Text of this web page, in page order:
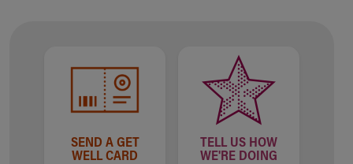
SEND A GET
WELL CARD
TELL US HOW
WE'RE DOING